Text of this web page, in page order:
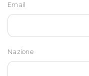
Email
Nazione